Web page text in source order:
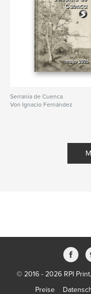
Serranía de Cuenca
Von Ignacio Fernández
© 2016 - 2026 RPI
Preise